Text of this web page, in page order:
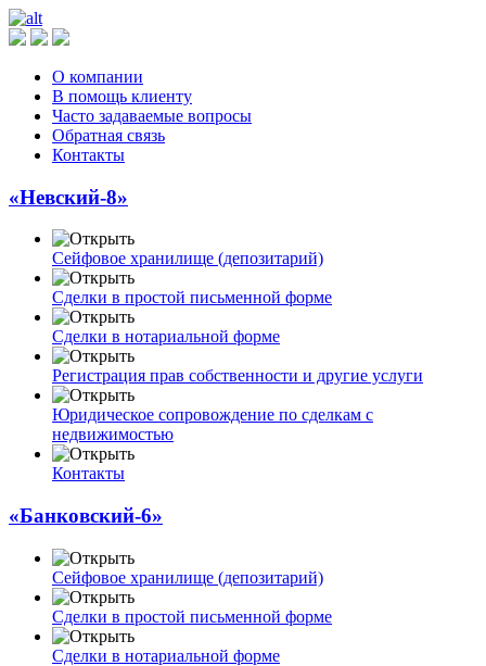
О компании
В помощь клиенту
Часто задаваемые вопросы
Обратная связь
Контакты
«Невский-8»
Сейфовое хранилище (депозитарий)
Сделки в простой письменной форме
Сделки в нотариальной форме
Регистрация прав собственности и другие услуги
Юридическое сопровождение по сделкам с
недвижимостью
Контакты
«Банковский-6»
Сейфовое хранилище (депозитарий)
Сделки в простой письменной форме
Сделки в нотариальной форме